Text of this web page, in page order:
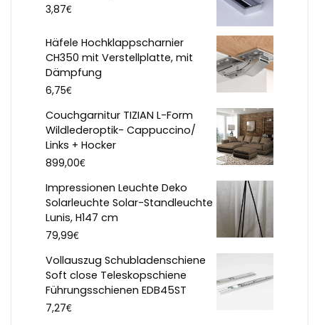
3,87€
Häfele Hochklappscharnier
CH350 mit Verstellplatte, mit
Dämpfung
6,75€
Couchgarnitur TIZIAN L-Form
Wildlederoptik- Cappuccino/
Links + Hocker
899,00€
Impressionen Leuchte Deko
Solarleuchte Solar-Standleuchte
Lunis, H147 cm
79,99€
Vollauszug Schubladenschiene
Soft close Teleskopschiene
Führungsschienen EDB45ST
7,27€